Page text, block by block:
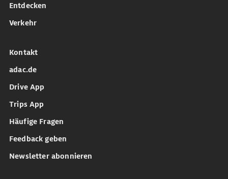
Entdecken
Verkehr
Kontakt
adac.de
Drive App
Trips App
Häufige Fragen
Feedback geben
Newsletter abonnieren